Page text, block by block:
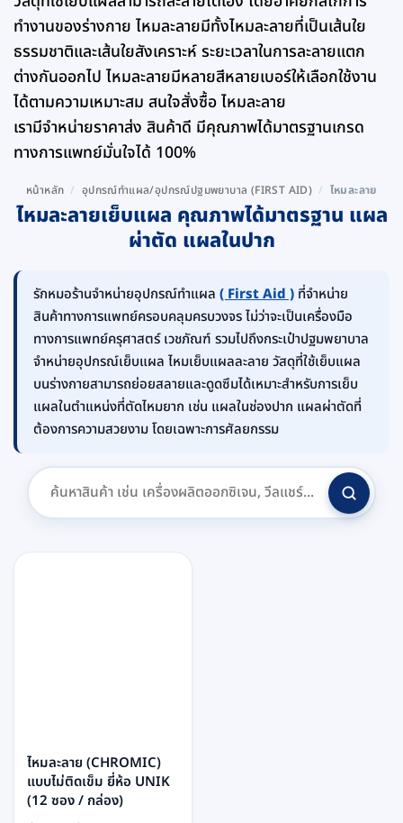
หน้าหลัก / อุปกรณ์ทำแผล/อุปกรณ์ปฐมพยาบาล (FIRST AID) / ไหมละลาย
ไหมละลายเย็บแผล คุณภาพได้มาตรฐาน แผล
ผ่าตัด แผลในปาก
รักหมอร้านจำหน่ายอุปกรณ์ทำแผล ( First Aid ) ที่จำหน่าย
สินค้าทางการแพทย์ครอบคลุมครบวงจร ไม่ว่าจะเป็นเครื่องมือ
ทางการแพทย์ครุศาสตร์ เวชภัณฑ์ รวมไปถึงกระเป๋าปฐมพยาบาล
จำหน่ายอุปกรณ์เย็บแผล ไหมเย็บแผลละลาย วัสดุที่ใช้เย็บแผล
บนร่างกายสามารถย่อยสลายและดูดซึมได้เหมาะสำหรับการเย็บ
แผลในตำแหน่งที่ตัดไหมยาก เช่น แผลในช่องปาก แผลผ่าตัดที่
ต้องการความสวยงาม โดยเฉพาะการศัลยกรรม
ไหมละลาย (CHROMIC)
แบบไม่ติดเข็ม ยี่ห้อ UNIK
(12 ซอง / กล่อง)
ทำงานของร่างกาย ไหมละลายมีทั้งไหมละลายที่เป็นเส้นใย
ธรรมชาติและเส้นใยสังเคราะห์ ระยะเวลาในการละลายแตก
ต่างกันออกไป ไหมละลายมีหลายสีหลายเบอร์ให้เลือกใช้งาน
ได้ตามความเหมาะสม สนใจสั่งซื้อ ไหมละลาย
เรามีจำหน่ายราคาส่ง สินค้าดี มีคุณภาพได้มาตรฐานเกรด
ทางการแพทย์มั่นใจได้ 100%